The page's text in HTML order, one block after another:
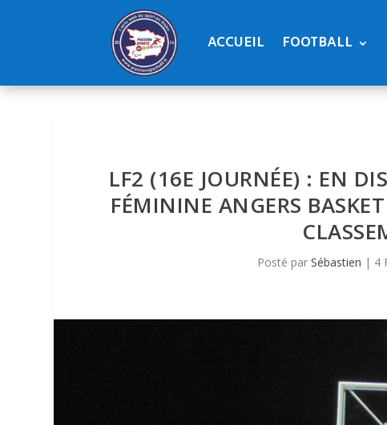
ACCUEIL FOOTBALL
LF2 (16E JOURNÉE) : EN
FÉMININE ANGERS
Posté parSébastien | 4